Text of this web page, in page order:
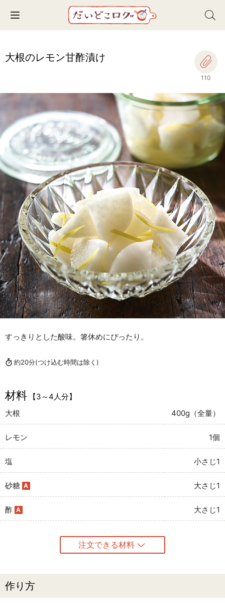
Toggle navigation
大根のレモン甘酢漬け
110
すっきりとした酸味。箸休めにぴったり。
約20分(つけ込む時間は除く)
材料
【3～4人分】
大根
400g（全量）
レモン 1個
塩 小さじ1
砂糖 A 大さじ1
酢 A 大さじ1
注文できる材料
作り方